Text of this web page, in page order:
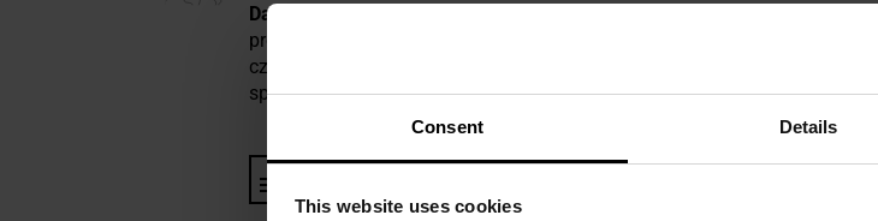
Consent Details
This website uses cookies
Dark Camo
to kamuflaż inspirowany klasycznym wzorem M81
producenta może różnić się zestawieniem kolorów. Najczęściej
czarnym, choć spotykane są również warianty z dodatkiem zieleni lub
sprawdza się w warunkach ograniczonego oświetlenia, w terenie